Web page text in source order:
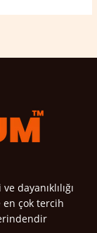
dayanıklılığı
en çok tercih